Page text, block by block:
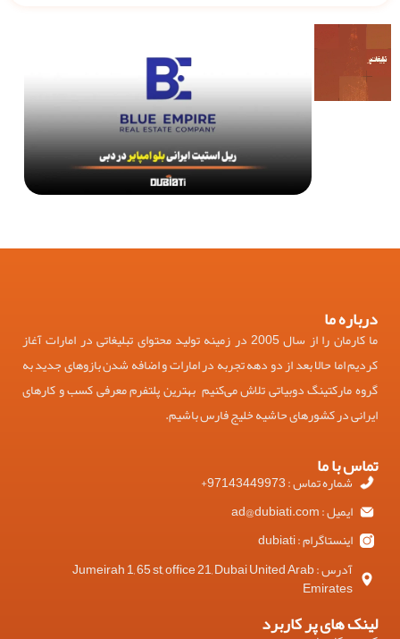
درباره ما
ما کارمان را از سال 2005 در زمینه تولید محتوای تبلیغاتی در امارات آغاز
کردیم اما حالا بعد از دو دهه تجربه در امارات و اضافه شدن بازوهای جدید به
گروه مارکتینگ دوبیاتی تلاش می‌کنیم بهترین پلتفرم معرفی کسب و کارهای
ایرانی در کشورهای حاشیه خلیج فارس باشیم.
تماس با ما
شماره تماس : 97143449973+
ایمیل : ad@dubiati.com
اینستاگرام : dubiati
آدرس : Jumeirah 1, 65 st, office 21, Dubai United Arab
Emirates
لینک های پر کاربرد